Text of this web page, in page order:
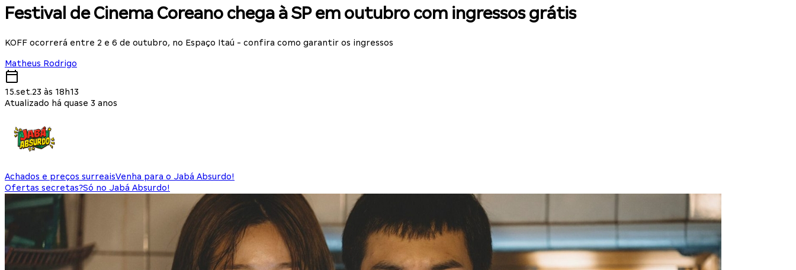
Festival de Cinema Coreano chega à SP em outubro com ingressos grátis
KOFF ocorrerá entre 2 e 6 de outubro, no Espaço Itaú - confira como garantir os ingressos
Matheus Rodrigo
15.set.23 às 18h13
Atualizado há quase 3 anos
Achados e preços surreaisVenha para o Jabá Absurdo!
Ofertas secretas?Só no Jabá Absurdo!